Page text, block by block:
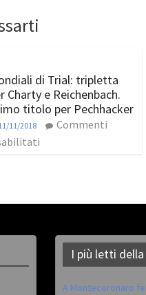
di Trial: tripletta
Charty e Reichenbach.
titolo per Pechhacker
11/2018
Commenti
I più letti
A Montecoronaro